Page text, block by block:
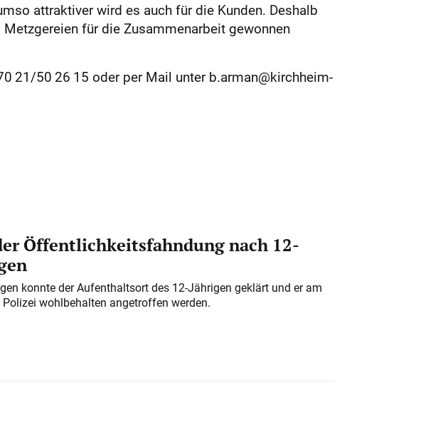
attraktiver wird es auch für die Kunden. Deshalb
für die Zusammenarbeit gewonnen
21/50 26 15 oder per Mail unter b.arman@kirchheim-
Öffentlichkeitsfahndung nach 12-
konnte der Aufenthaltsort des 12-Jährigen geklärt und er am
wohlbehalten angetroffen werden.